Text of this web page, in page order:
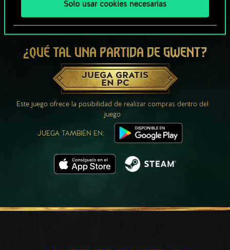
Solo usar cookies necesarias
¿QUÉ TAL UNA PARTIDA DE GWENT?
JUEGA GRATIS
EN PC
Este juego ofrece la posibilidad de realizar compras dentro del
juego
JUEGA TAMBIÉN EN: